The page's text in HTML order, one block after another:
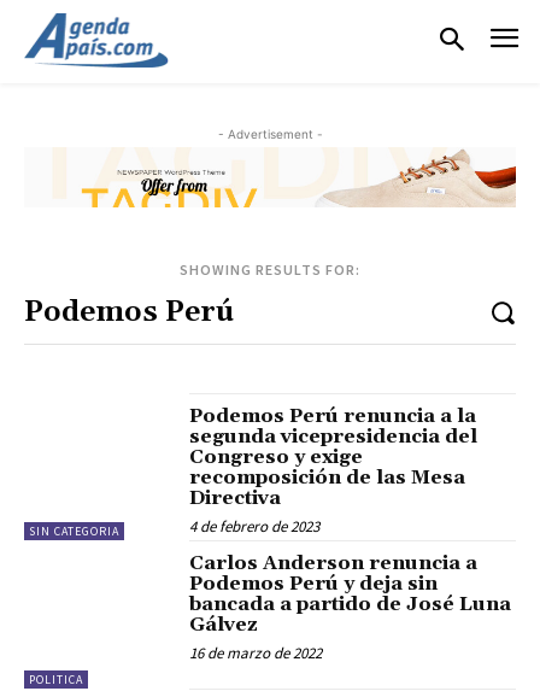
- Advertisement -
SHOWING RESULTS FOR:
SIN CATEGORIA
Podemos Perú renuncia a la
segunda vicepresidencia del
Congreso y exige
recomposición de las Mesa
Directiva
4 de febrero de 2023
POLITICA
Carlos Anderson renuncia a
Podemos Perú y deja sin
bancada a partido de José Luna
Gálvez
16 de marzo de 2022